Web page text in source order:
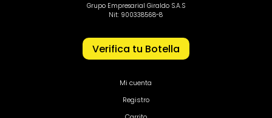
Grupo Empresarial Giraldo S.A.S
Nit: 900338568-8
Verifica tu Botella
Mi cuenta
Registro